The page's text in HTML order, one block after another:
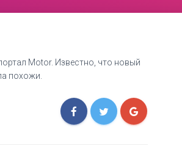
Motor. Известно, что новый
похожи.